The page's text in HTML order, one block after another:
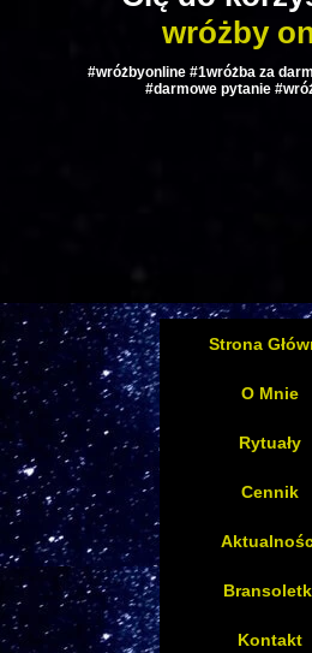
wróżby
#wróżbyonline #1wróżba za
#darmowe pytanie
Strona
O Mnie
Rytuały
Cennik
Kontakt